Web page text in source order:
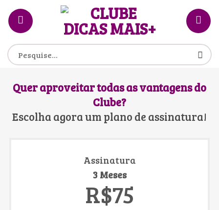
content
Pesquisar
por:
Quer aproveitar todas as vantagens do
Clube?
Escolha agora um plano de assinatura!
Assinatura
3 Meses
R$75